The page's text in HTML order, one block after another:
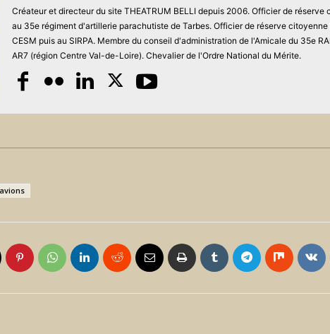
Créateur et directeur du site THEATRUM BELLI depuis 2006. Officier de
au 35e régiment d'artillerie parachutiste de Tarbes. Officier de réserve
CESM puis au SIRPA. Membre du conseil d'administration de l'Amicale du 35e
AR7 (région Centre Val-de-Loire). Chevalier de l'Ordre National du Mérite.